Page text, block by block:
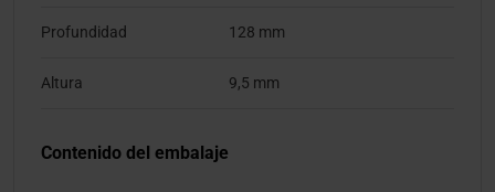
Profundidad 128 mm
Altura 9,5 mm
Contenido del embalaje